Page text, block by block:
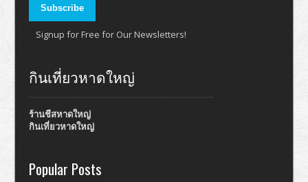
Signup for Free for Our Newsletters!
กินเที่ยวหาดใหญ่
ร้านชีสหาดใหญ่
กินเที่ยวหาดใหญ่
Popular Posts